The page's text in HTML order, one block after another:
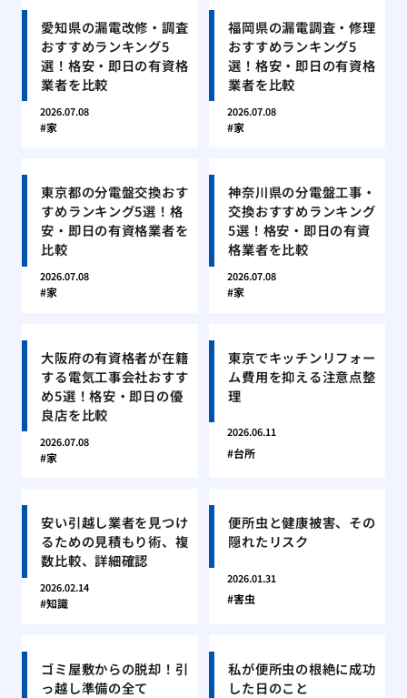
愛知県の漏電改修・調査
おすすめランキング5
選！格安・即日の有資格
業者を比較
2026.07.08
家
福岡県の漏電調査・修理
おすすめランキング5
選！格安・即日の有資格
業者を比較
2026.07.08
家
東京都の分電盤交換おす
すめランキング5選！格
安・即日の有資格業者を
比較
2026.07.08
家
神奈川県の分電盤工事・
交換おすすめランキング
5選！格安・即日の有資
格業者を比較
2026.07.08
家
大阪府の有資格者が在籍
する電気工事会社おすす
め5選！格安・即日の優
良店を比較
2026.07.08
家
東京でキッチンリフォー
ム費用を抑える注意点整
理
2026.06.11
台所
安い引越し業者を見つけ
るための見積もり術、複
数比較、詳細確認
2026.02.14
知識
便所虫と健康被害、その
隠れたリスク
2026.01.31
害虫
ゴミ屋敷からの脱却！引
っ越し準備の全て
私が便所虫の根絶に成功
した日のこと